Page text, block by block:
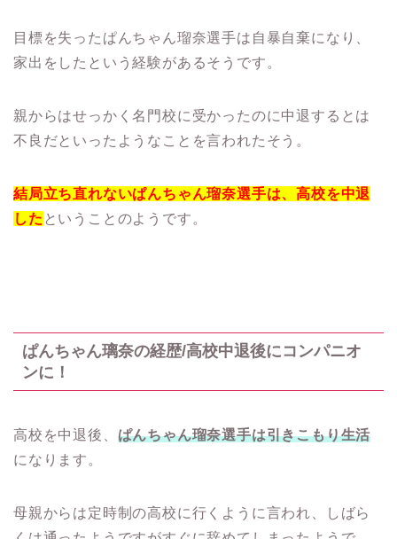
目標を失ったぱんちゃん瑠奈選手は自暴自棄になり、
家出をしたという経験があるそうです。
親からはせっかく名門校に受かったのに中退するとは
不良だといったようなことを言われたそう。
結局立ち直れないぱんちゃん瑠奈選手は、高校を中退
した ということのようです。
ぱんちゃん璃奈の経歴/高校中退後にコンパニオ
ンに！
高校を中退後、 ぱんちゃん瑠奈選手は引きこもり生活
になります。
母親からは定時制の高校に行くように言われ、しばら